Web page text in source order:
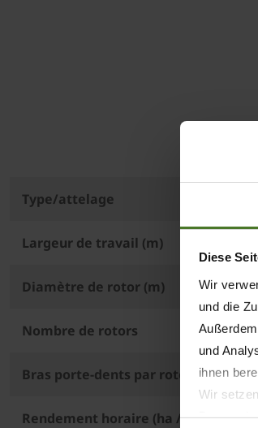
Diese
Wir
und die
und
ihnen
Wir
Type/attelage
Largeur de travail (m)
Diamètre de rotor (m)
Nombre de rotors
Bras porte-dents par rotor
Rendement horaire (ha / h)